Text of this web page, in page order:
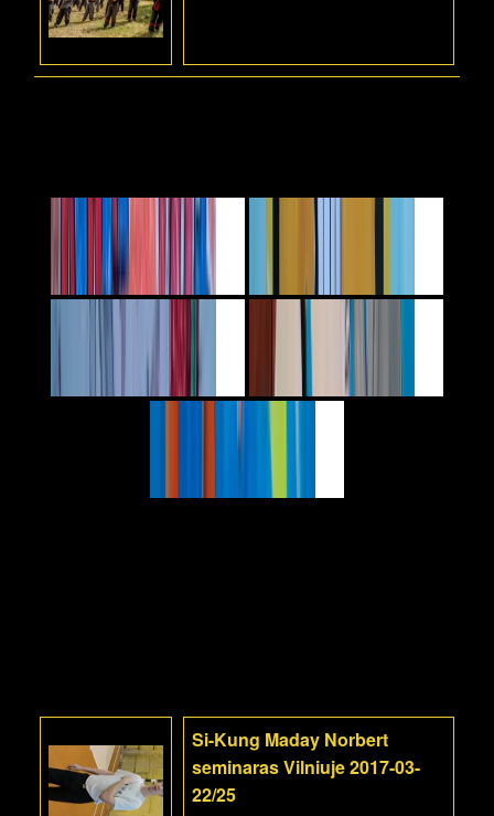
Si-Kung Maday Norbert
seminaras Vilniuje 2017-03-
22/25